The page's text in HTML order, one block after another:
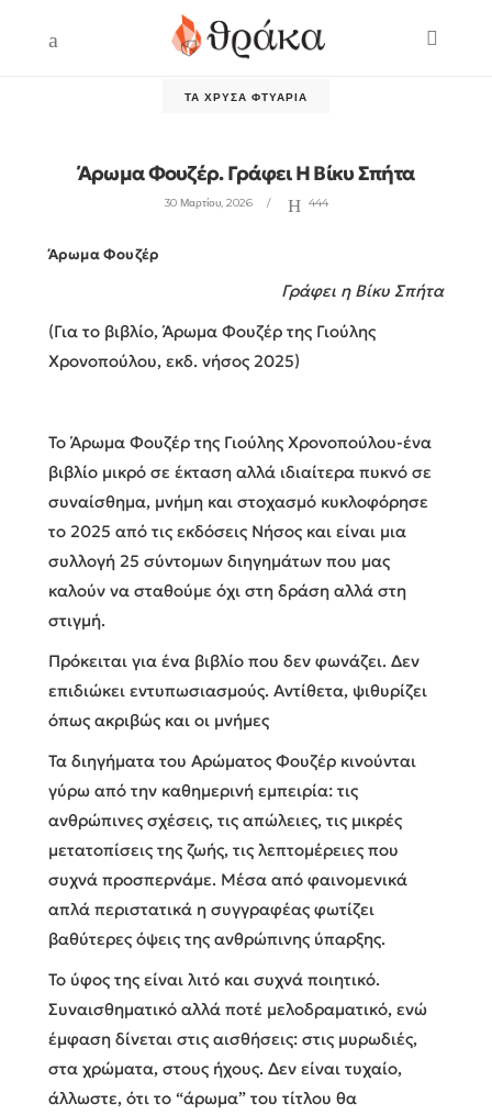
ΤΑ ΧΡΥΣΆ ΦΤΥΆΡΙΑ
Άρωμα Φουζέρ. Γράφει Η Βίκυ Σπήτα
30 Μαρτίου, 2026 444
Άρωμα Φουζέρ
Γράφει η Βίκυ Σπήτα
(Για το βιβλίο, Άρωμα Φουζέρ της Γιούλης
Χρονοπούλου, εκδ. νήσος 2025)
Το Άρωμα Φουζέρ της Γιούλης Χρονοπούλου-ένα
βιβλίο μικρό σε έκταση αλλά ιδιαίτερα πυκνό σε
συναίσθημα, μνήμη και στοχασμό κυκλοφόρησε
το 2025 από τις εκδόσεις Νήσος και είναι μια
συλλογή 25 σύντομων διηγημάτων που μας
καλούν να σταθούμε όχι στη δράση αλλά στη
στιγμή.
Πρόκειται για ένα βιβλίο που δεν φωνάζει. Δεν
επιδιώκει εντυπωσιασμούς. Αντίθετα, ψιθυρίζει
όπως ακριβώς και οι μνήμες
Τα διηγήματα του Αρώματος Φουζέρ κινούνται
γύρω από την καθημερινή εμπειρία: τις
ανθρώπινες σχέσεις, τις απώλειες, τις μικρές
μετατοπίσεις της ζωής, τις λεπτομέρειες που
συχνά προσπερνάμε. Μέσα από φαινομενικά
απλά περιστατικά η συγγραφέας φωτίζει
βαθύτερες όψεις της ανθρώπινης ύπαρξης.
Το ύφος της είναι λιτό και συχνά ποιητικό.
Συναισθηματικό αλλά ποτέ μελοδραματικό, ενώ
έμφαση δίνεται στις αισθήσεις: στις μυρωδιές,
στα χρώματα, στους ήχους. Δεν είναι τυχαίο,
άλλωστε, ότι το “άρωμα” του τίτλου θα